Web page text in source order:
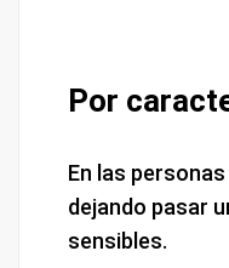
Por
En las
dejando pasar
sensibles.